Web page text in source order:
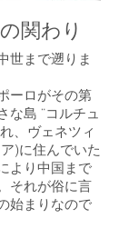
関わり
世まで遡りま
ーロがその第
な島 ¨コルチュ
、ヴェネツィ
)に住んでいた
より中国まで
それが俗に言
始まりなので